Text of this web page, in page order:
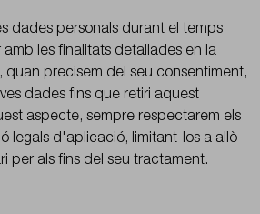
dades personals durant el temps
les finalitats detallades en la
quan precisem del seu consentiment,
dades fins que retiri aquest
aspecte, sempre respectarem els
legals d'aplicació, limitant-los a allò
per als fins del seu tractament.